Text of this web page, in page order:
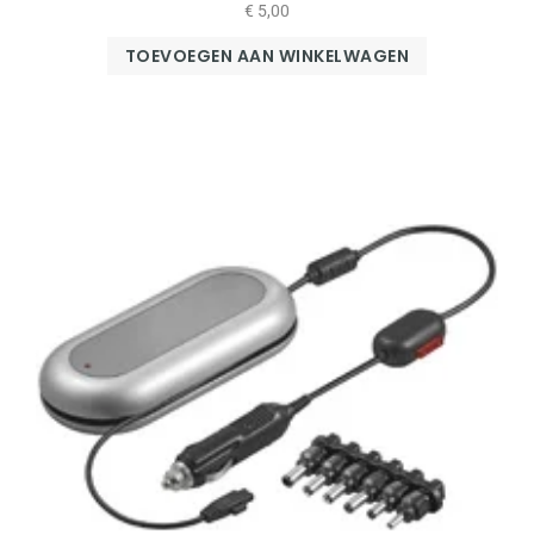
€ 5,00
TOEVOEGEN AAN WINKELWAGEN